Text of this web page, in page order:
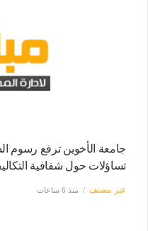
جامعة الأخوين ترفع رسوم
تساؤلات حول شفافية
غير مصنف منذ 6 ساعات